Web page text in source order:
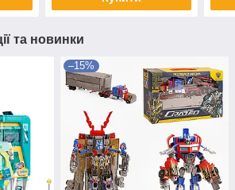
та новинки
–15%